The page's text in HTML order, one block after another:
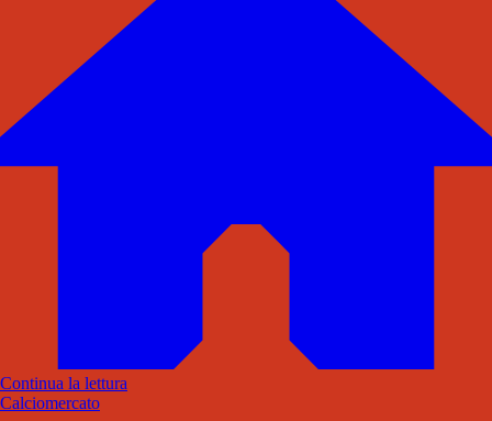
Continua la lettura
Calciomercato